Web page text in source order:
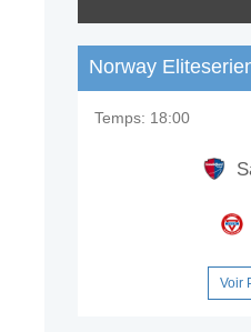
Norway
Temps: 18:00
Voir